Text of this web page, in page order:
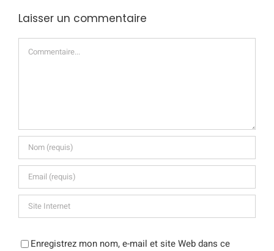
Laisser un commentaire
Enregistrez mon nom, e-mail et site Web dans ce